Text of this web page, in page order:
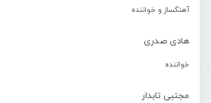
آهنگساز و خواننده
هادی صدری
خواننده
مجتبی تابدار